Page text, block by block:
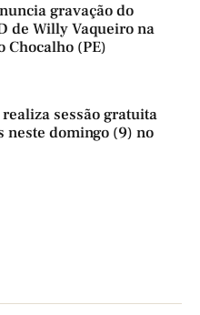
gravação do
de Willy Vaqueiro na
Chocalho (PE)
sessão gratuita
neste domingo (9) no